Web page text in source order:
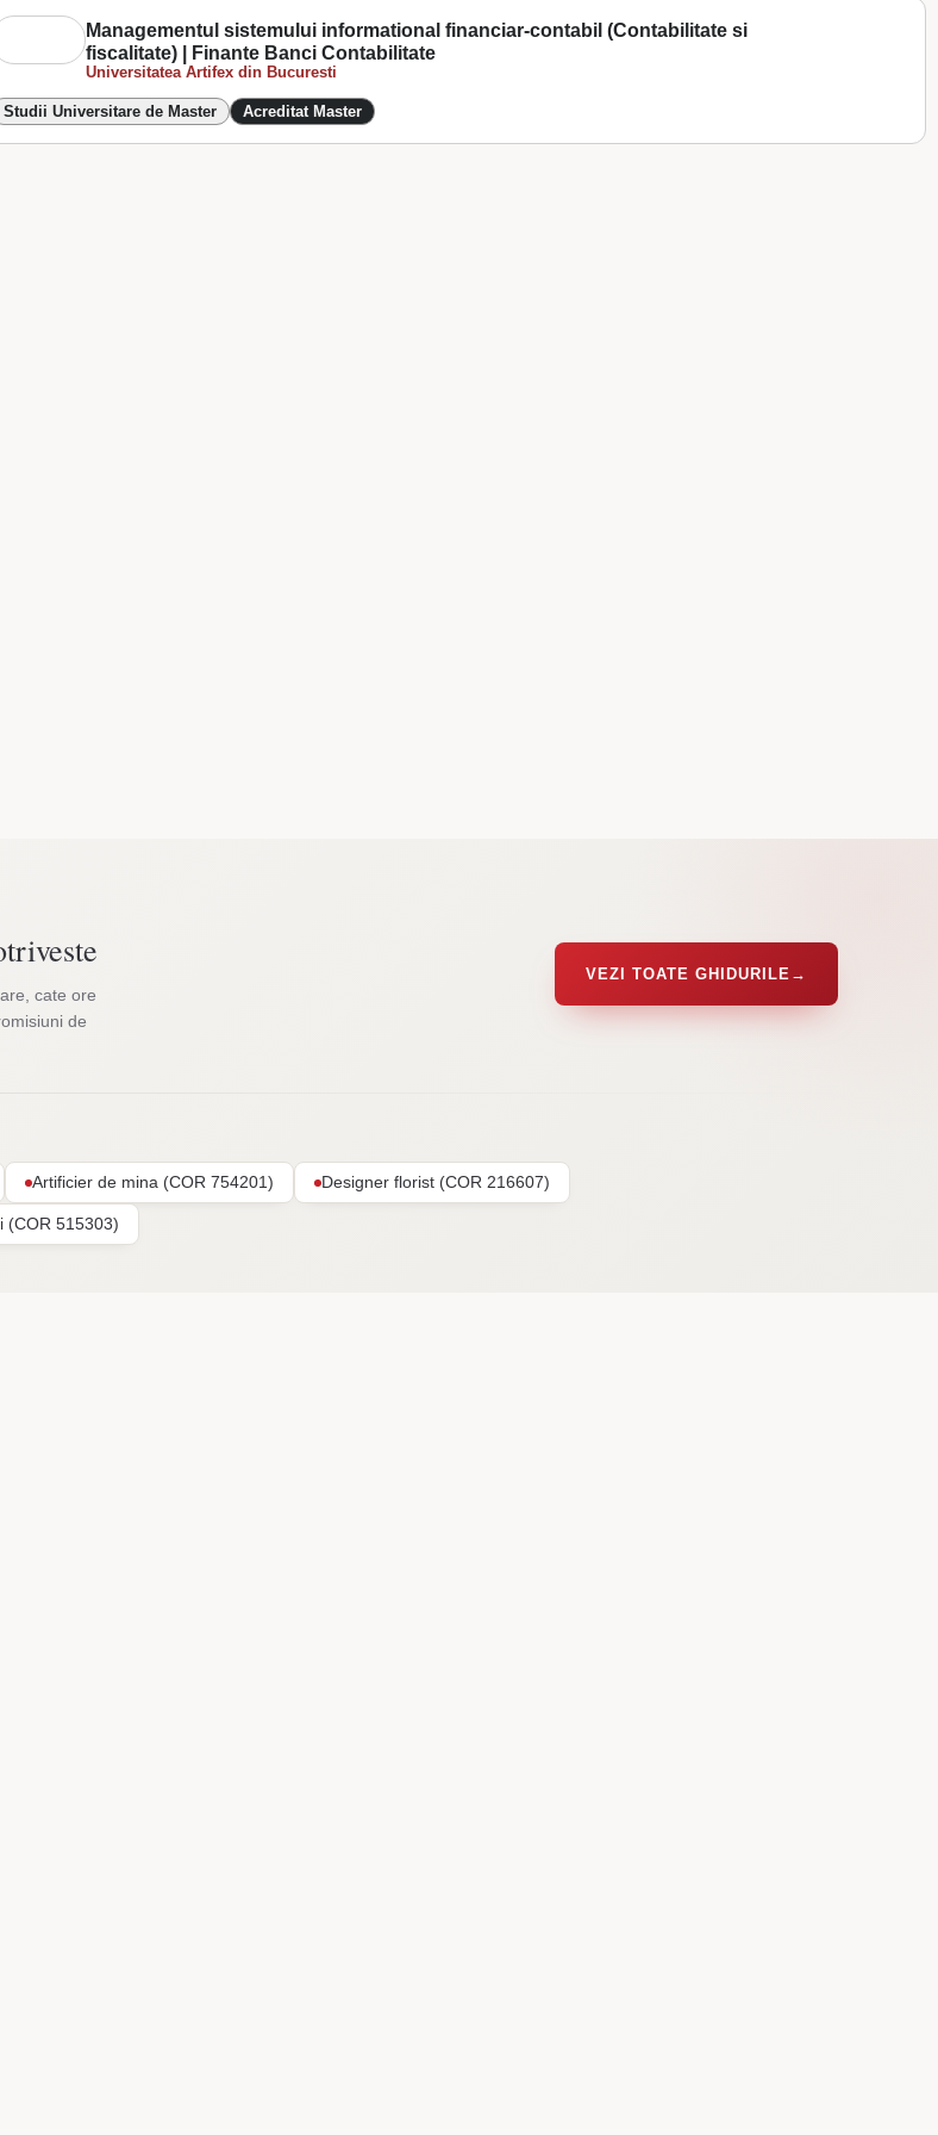
Managementul sistemului informational financiar-contabil (Contabilitate si
fiscalitate) | Finante Banci Contabilitate
Universitatea Artifex din Bucuresti
Studii Universitare de Master Acreditat Master
cate ore
de
VEZI TOATE GHIDURILE →
Artificier de mina (COR 754201) Designer florist (COR 216607)
(COR 515303)